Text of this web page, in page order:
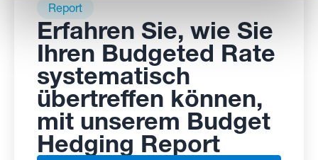
Report
Erfahren Sie, wie Sie
Ihren Budgeted Rate
systematisch
übertreffen können,
mit unserem Budget
Hedging Report